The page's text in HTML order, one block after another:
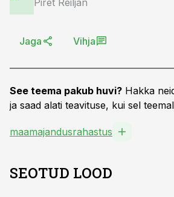
Piret Reiljan
Jaga Vihja
See teema pakub huvi? Hakka
ja saad alati teavituse, kui sel
maamajandusrahastus
SEOTUD LOOD